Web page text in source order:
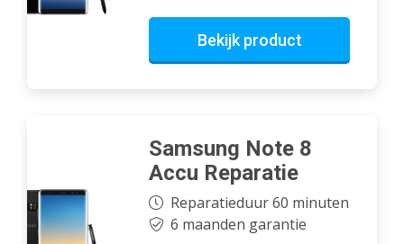
Bekijk product
Samsung Note 8
Accu Reparatie
Reparatieduur 60 minuten
6 maanden garantie